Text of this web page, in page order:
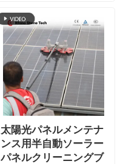
太陽光パネルメンテナ
ンス用半自動ソーラー
パネルクリーニングブ